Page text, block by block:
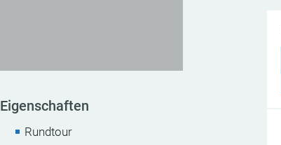
Eigenschaften
Rundtour